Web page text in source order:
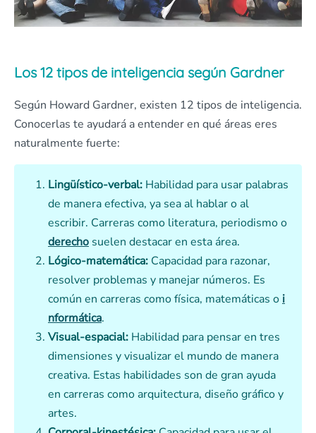
Los 12 tipos de inteligencia según Gardner
Según Howard Gardner, existen 12 tipos de inteligencia.
Conocerlas te ayudará a entender en qué áreas eres
naturalmente fuerte:
Lingüístico-verbal: Habilidad para usar palabras
de manera efectiva, ya sea al hablar o al
escribir. Carreras como literatura, periodismo o
derecho suelen destacar en esta área.
Lógico-matemática: Capacidad para razonar,
resolver problemas y manejar números. Es
común en carreras como física, matemáticas o i
nformática.
Visual-espacial: Habilidad para pensar en tres
dimensiones y visualizar el mundo de manera
creativa. Estas habilidades son de gran ayuda
en carreras como arquitectura, diseño gráfico y
artes.